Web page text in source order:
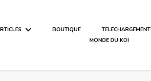
BOUTIQUE TELECHARGEMENT
MONDE DU KOI